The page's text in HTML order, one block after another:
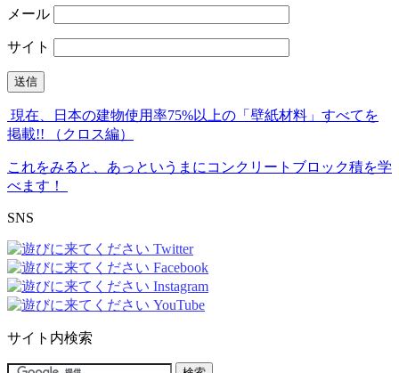
メール
サイト
現在、日本の建物使用率75%以上の「壁紙材料」すべてを
掲載!! （クロス編）
これをみると、あっというまにコンクリートブロック積を学
べます！
SNS
サイト内検索